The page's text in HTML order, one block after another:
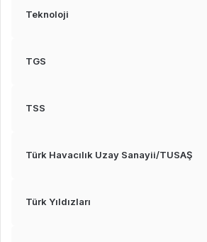
Teknoloji
TGS
TSS
Türk Havacılık Uzay Sanayii/TUSAŞ
Türk Yıldızları